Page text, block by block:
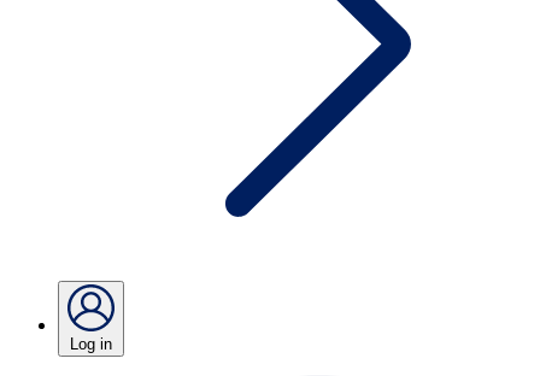
Log in